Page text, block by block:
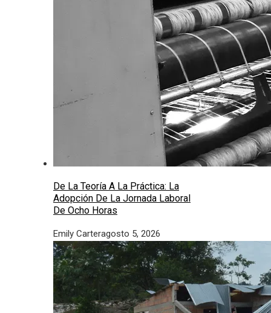
De La Teoría A La Práctica: La
Adopción De La Jornada Laboral
De Ocho Horas
Emily Carteragosto 5, 2026